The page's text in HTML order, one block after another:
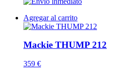
Agregar al carrito
Mackie THUMP 212
359 €